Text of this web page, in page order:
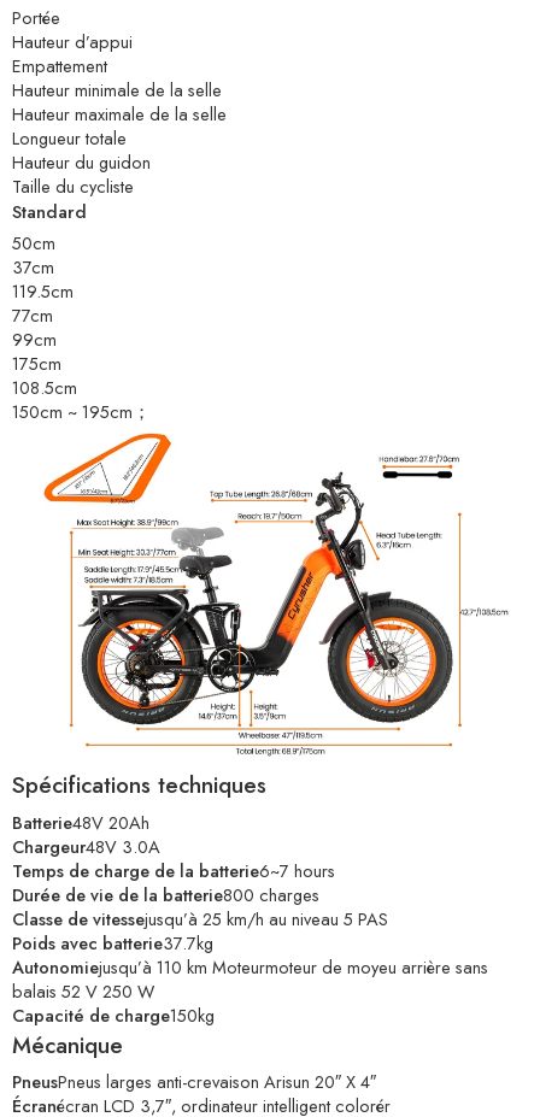
Portée
Hauteur d’appui
Empattement
Hauteur minimale de la selle
Hauteur maximale de la selle
Longueur totale
Hauteur du guidon
Taille du cycliste
Standard
50cm
37cm
119.5cm
77cm
99cm
175cm
108.5cm
150cm ~ 195cm；
Spécifications techniques
Batterie48V 20Ah
Chargeur48V 3.0A
Temps de charge de la batterie6~7 hours
Durée de vie de la batterie800 charges
Classe de vitessejusqu’à 25 km/h au niveau 5 PAS
Poids avec batterie37.7kg
Autonomiejusqu’à 110 km Moteurmoteur de moyeu arrière sans
balais 52 V 250 W
Capacité de charge150kg
Mécanique
PneusPneus larges anti-crevaison Arisun 20″ X 4″
Écranécran LCD 3,7″, ordinateur intelligent colorér